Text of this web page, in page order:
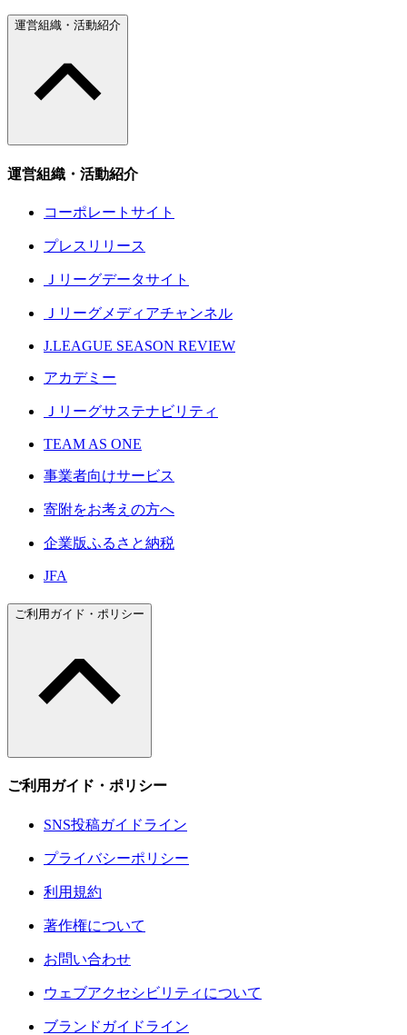
運営組織・活動紹介
運営組織・活動紹介
コーポレートサイト
プレスリリース
Ｊリーグデータサイト
Ｊリーグメディアチャンネル
J.LEAGUE SEASON REVIEW
アカデミー
Ｊリーグサステナビリティ
TEAM AS ONE
事業者向けサービス
寄附をお考えの方へ
企業版ふるさと納税
JFA
ご利用ガイド・ポリシー
ご利用ガイド・ポリシー
SNS投稿ガイドライン
プライバシーポリシー
利用規約
著作権について
お問い合わせ
ウェブアクセシビリティについて
ブランドガイドライン